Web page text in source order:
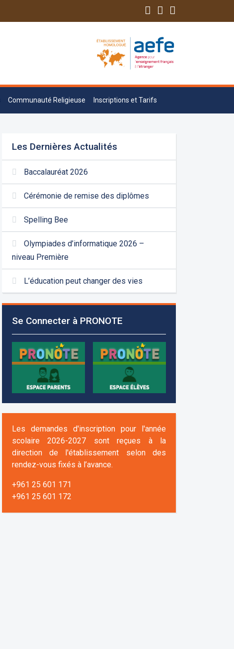
Communauté Religieuse Inscriptions et Tarifs
Les Dernières Actualités
Baccalauréat 2026
Cérémonie de remise des diplômes
Spelling Bee
Olympiades d’informatique 2026 –
niveau Première
L’éducation peut changer des vies
Se Connecter à PRONOTE
Les demandes d'inscription pour l'année
scolaire 2026-2027 sont reçues à la
direction de l'établissement selon des
rendez-vous fixés à l’avance.
+961 25 601 171
+961 25 601 172